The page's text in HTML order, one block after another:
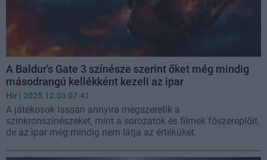
A Baldur's Gate 3 színésze szerint őket még mindig
másodrangú kellékként kezeli az ipar
Hír | 2025.12.03 07:41
A játékosok lassan annyira megszeretik a
szinkronszínészeket, mint a sorozatok és filmek főszereplőit,
de az ipar még mindig nem látja az értéküket.